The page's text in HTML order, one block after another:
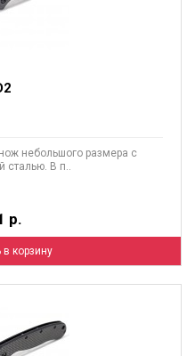
небольшого размера с
сталью. В п..
р.
в корзину